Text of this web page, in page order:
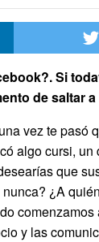
Si
de saltar
vez te pasó
algo cursi, un
que
¿A
comenzamos
y las